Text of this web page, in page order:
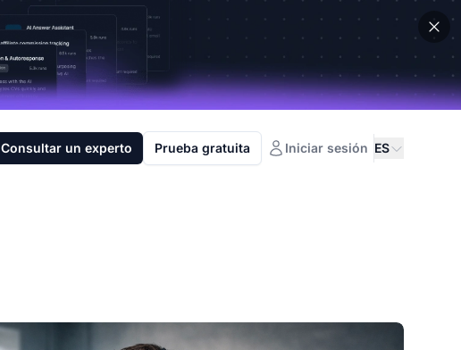
Consultar un experto Prueba gratuita Iniciar sesión ES